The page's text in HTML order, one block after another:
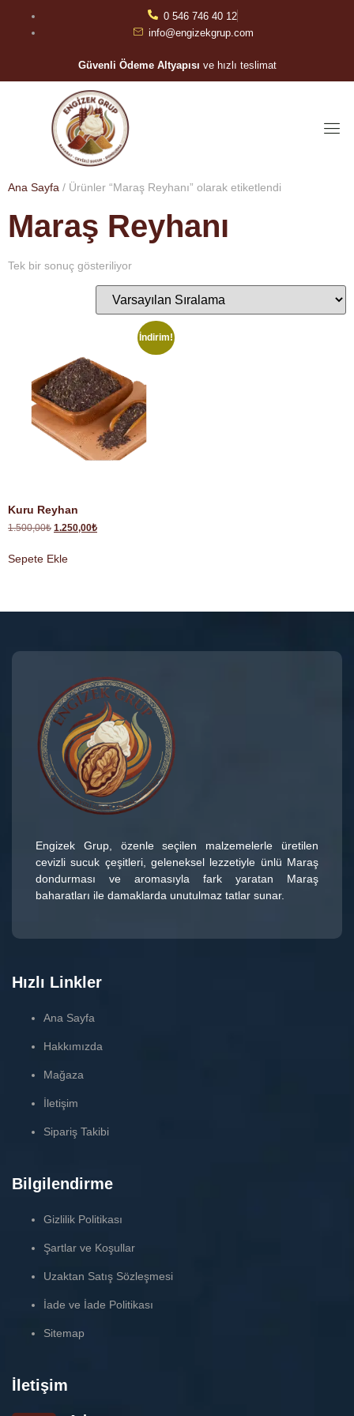
0 546 746 40 12
info@engizekgrup.com
Güvenli Ödeme Altyapısı ve hızlı teslimat
Ana Sayfa / Ürünler “Maraş Reyhanı” olarak etiketlendi
Maraş Reyhanı
Tek bir sonuç gösteriliyor
İndirim!
Kuru Reyhan
1.500,00₺ 1.250,00₺
Sepete Ekle
Engizek Grup, özenle seçilen malzemelerle üretilen
cevizli sucuk çeşitleri, geleneksel lezzetiyle ünlü Maraş
dondurması ve aromasıyla fark yaratan Maraş
baharatları ile damaklarda unutulmaz tatlar sunar.
Hızlı Linkler
Ana Sayfa
Hakkımızda
Mağaza
İletişim
Sipariş Takibi
Bilgilendirme
Gizlilik Politikası
Şartlar ve Koşullar
Uzaktan Satış Sözleşmesi
İade ve İade Politikası
Sitemap
İletişim